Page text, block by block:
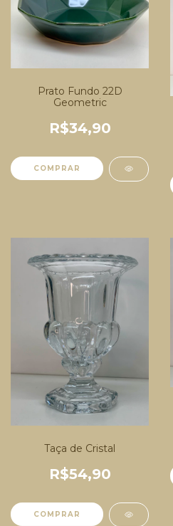
Prato Fundo 22D
Geometric
R$34,90
Taça de Cristal
R$54,90